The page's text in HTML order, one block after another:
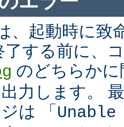
、起動時に致
了する前に、
のどちらか
力します。
は 「